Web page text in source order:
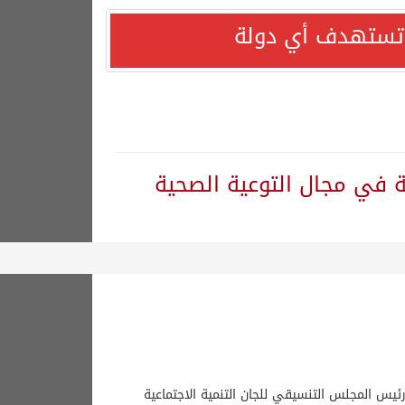
تستهدف أي دولة
في مجال التوعية الصحية
المجلس التنسيقي للجان التنمية الاجتماعية